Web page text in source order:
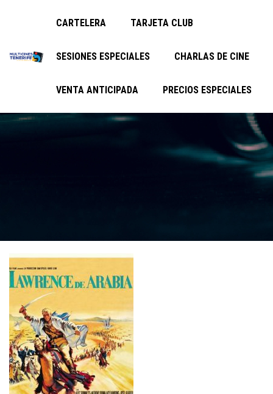
CARTELERA TARJETA CLUB
SESIONES ESPECIALES CHARLAS DE CINE
VENTA ANTICIPADA PRECIOS ESPECIALES